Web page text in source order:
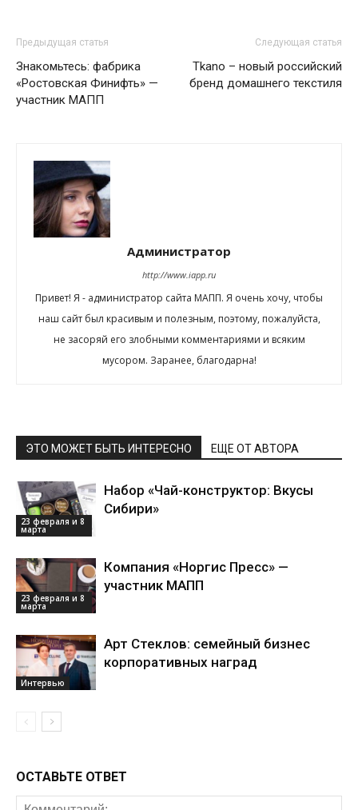
Предыдущая статья
Знакомьтесь: фабрика
«Ростовская Финифть» —
участник МАПП
Следующая статья
Tkano – новый российский
бренд домашнего текстиля
Администратор
http://www.iapp.ru
Привет! Я - администратор сайта МАПП. Я очень хочу, чтобы
наш сайт был красивым и полезным, поэтому, пожалуйста,
не засоряй его злобными комментариями и всяким
мусором. Заранее, благодарна!
ЭТО МОЖЕТ БЫТЬ ИНТЕРЕСНО ЕЩЕ ОТ АВТОРА
23 февраля и 8
марта
Набор «Чай-конструктор: Вкусы
Сибири»
23 февраля и 8
марта
Компания «Норгис Пресс» —
участник МАПП
Интервью
Арт Стеклов: семейный бизнес
корпоративных наград
ОСТАВЬТЕ ОТВЕТ